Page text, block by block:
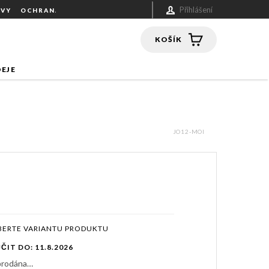
OCHRANA OSOBNÍCH ÚDAJŮ Přihlášení
NÁKUPNÍ
JO12-MOI
DO: 11.8.2026